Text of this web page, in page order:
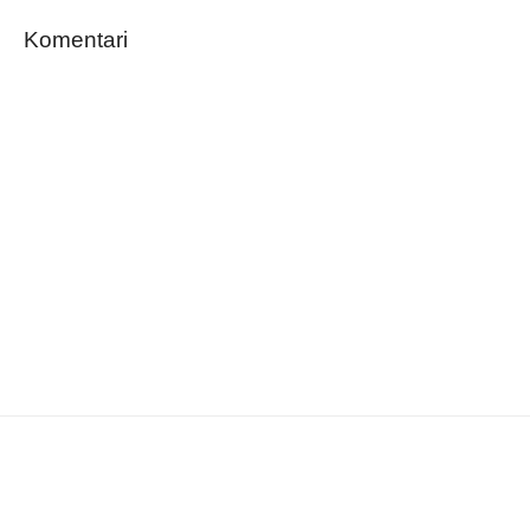
Komentari